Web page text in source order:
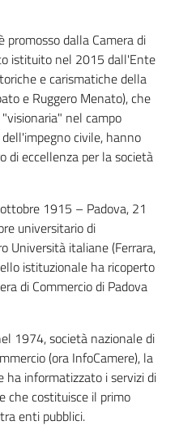
promosso dalla Camera di
istituito nel 2015 dall'Ente
e carismatiche della
e Ruggero Menato), che
nel campo
civile, hanno
di eccellenza per la società
1915 – Padova, 21
universitario di
Università italiane (Ferrara,
istituzionale ha ricoperto
di Commercio di Padova
1974, società nazionale di
(ora InfoCamere), la
informatizzato i servizi di
che costituisce il primo
enti pubblici.